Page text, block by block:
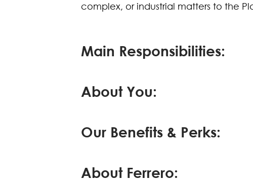
complex, or industrial matters to the
Main Responsibilities:
About You:
Our Benefits & Perks:
About Ferrero: